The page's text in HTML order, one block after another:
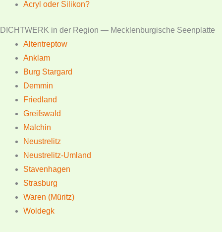
Acryl oder Silikon?
DICHTWERK in der Region — Mecklenburgische Seenplatte
Altentreptow
Anklam
Burg Stargard
Demmin
Friedland
Greifswald
Malchin
Neustrelitz
Neustrelitz-Umland
Stavenhagen
Strasburg
Waren (Müritz)
Woldegk